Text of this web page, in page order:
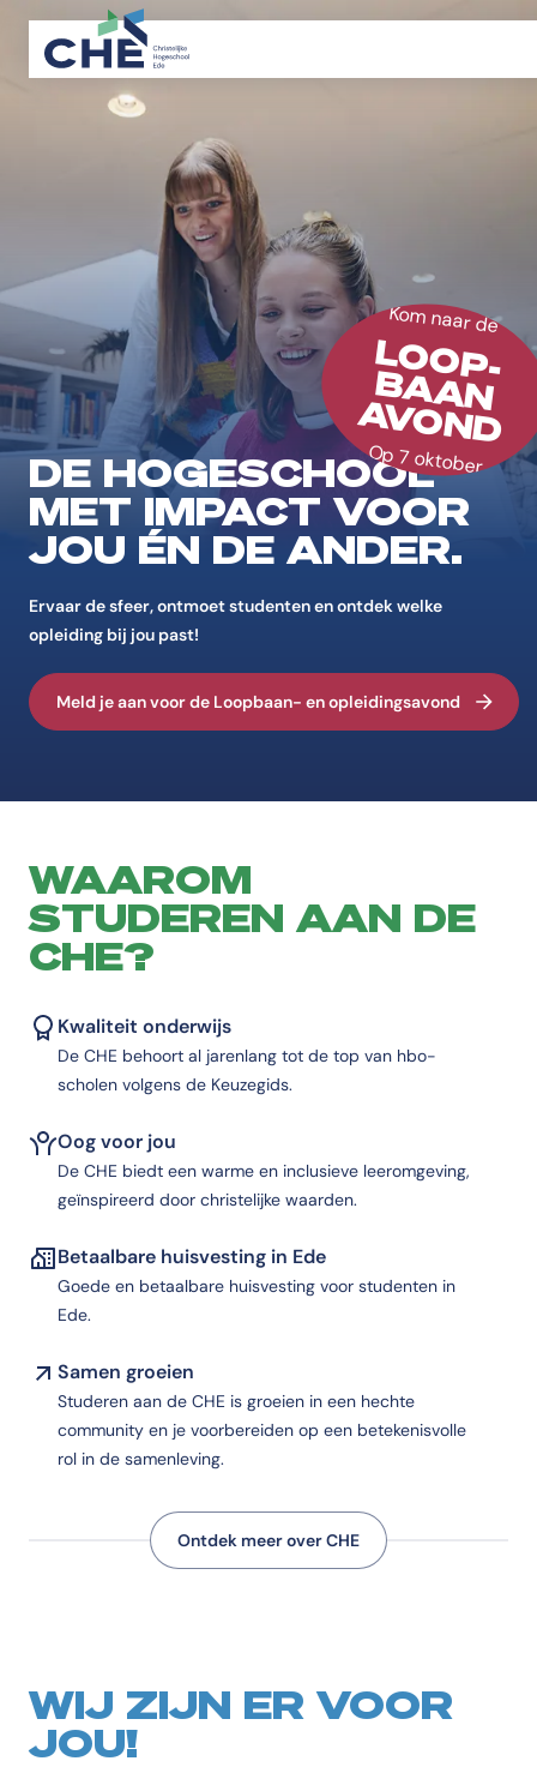
DE HOGESCHOOL
MET IMPACT VOOR
JOU ÉN DE ANDER.
Ervaar de sfeer, ontmoet studenten en ontdek welke
opleiding bij jou past!
Meld je aan voor de Loopbaan- en opleidingsavond
Kom naar de
LOOP-
BAAN
AVOND
Op 7 oktober
WAAROM
STUDEREN AAN DE
CHE?
Kwaliteit onderwijs
De CHE behoort al jarenlang tot de top van hbo-
scholen volgens de Keuzegids.
Oog voor jou
De CHE biedt een warme en inclusieve leeromgeving,
geïnspireerd door christelijke waarden.
Betaalbare huisvesting in Ede
Goede en betaalbare huisvesting voor studenten in
Ede.
Samen groeien
Studeren aan de CHE is groeien in een hechte
community en je voorbereiden op een betekenisvolle
rol in de samenleving.
Ontdek meer over CHE
WIJ ZIJN ER VOOR
JOU!